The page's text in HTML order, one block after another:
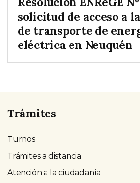
solicitud de acceso a
de transporte de
eléctrica en Neuquén
Trámites
Turnos
Trámites a distancia
Atención a la ciudadanía